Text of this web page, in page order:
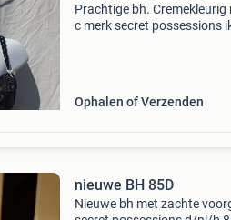
Prachtige bh.
c merk secret possessions
Ophalen of Verzenden
nieuwe BH 85D
Nieuwe bh met zachte